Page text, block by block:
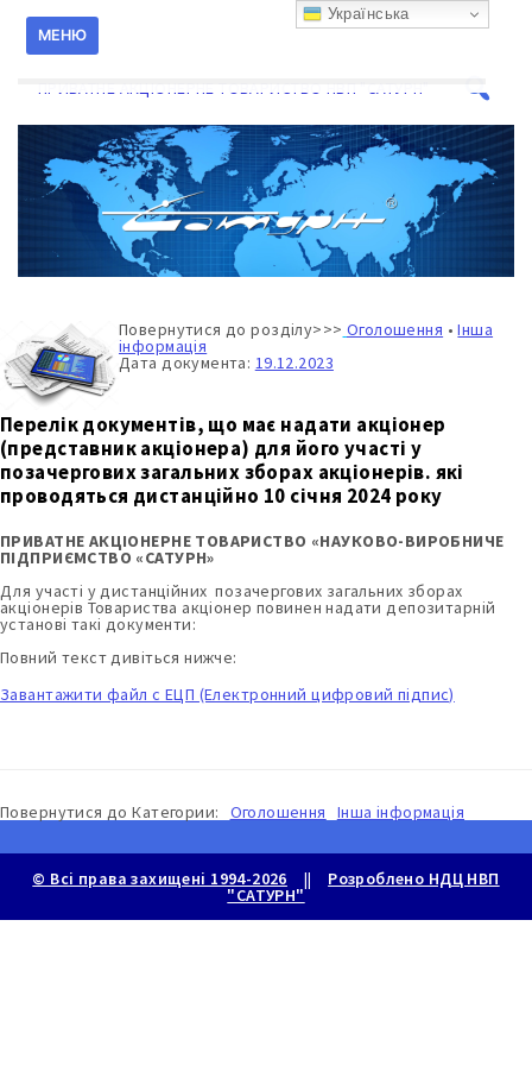
содержанию
МЕНЮ
ПРИВАТНЕ АКЦІОНЕРНЕ ТОВАРИСТВО НВП "САТУРН"
Поиск
для:
Повернутися до розділу>>> Оголошення •Інша
інформація
Дата документа: 19.12.2023
Перелік документів, що має надати акціонер
(представник акціонера) для його участі у
позачергових загальних зборах акціонерів. які
проводяться дистанційно 10 січня 2024 року
ПРИВАТНЕ АКЦІОНЕРНЕ ТОВАРИСТВО «НАУКОВО-ВИРОБНИЧЕ
ПІДПРИЄМСТВО «САТУРН»
Для участі у дистанційних позачергових загальних зборах
акціонерів Товариства акціонер повинен надати депозитарній
установі такі документи:
Повний текст дивіться нижче:
Завантажити файл с ЕЦП (Електронний цифровий підпис)
Повернутися доКатегории: Оголошення Інша інформація
© Всі права захищені 1994-2026 || Розроблено НДЦ НВП
"САТУРН"
Українська